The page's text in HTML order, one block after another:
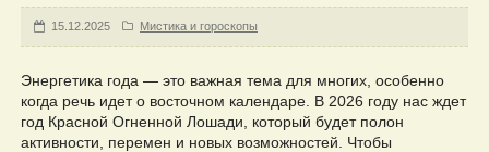
15.12.2025 Мистика и гороскопы
Энергетика года — это важная тема для многих, особенно
когда речь идет о восточном календаре. В 2026 году нас ждет
год Красной Огненной Лошади, который будет полон
активности, перемен и новых возможностей. Чтобы